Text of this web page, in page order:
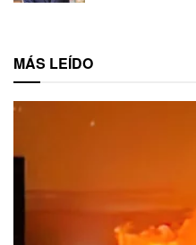
MÁS LEÍDO